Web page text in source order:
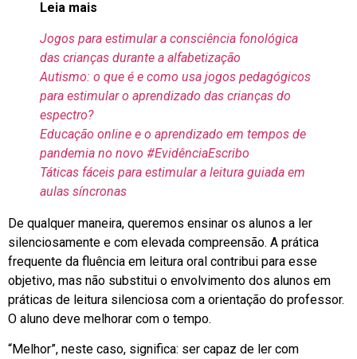
Leia mais
Jogos para estimular a consciência fonológica
das crianças durante a alfabetização
Autismo: o que é e como usa jogos pedagógicos
para estimular o aprendizado das crianças do
espectro?
Educação online e o aprendizado em tempos de
pandemia no novo #EvidênciaEscribo
Táticas fáceis para estimular a leitura guiada em
aulas síncronas
De qualquer maneira, queremos ensinar os alunos a ler
silenciosamente e com elevada compreensão. A prática
frequente da fluência em leitura oral contribui para esse
objetivo, mas não substitui o envolvimento dos alunos em
práticas de leitura silenciosa com a orientação do professor.
O aluno deve melhorar com o tempo.
“Melhor”, neste caso, significa: ser capaz de ler com